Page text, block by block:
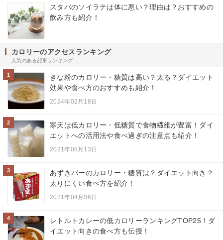
スタバのソイラテは体に悪い？理由は？おすすめの
飲み方も紹介！
カロリーのアクセスランキング
人気のある記事ランキング
1
きな粉のカロリー・糖質は高い？太る？ダイエット
効果や食べ方のおすすめも紹介！
2024年02月18日
2
寒天は低カロリー・低糖質で食物繊維が豊富！ダイ
エットへの活用法や食べ過ぎの注意点も紹介！
2021年08月13日
3
あずきバーのカロリー・糖質は？ダイエット向き？
太りにくい食べ方を紹介！
2021年04月06日
4
レトルトカレーの低カロリーランキングTOP25！ダ
イエット向きの食べ方も伝授！